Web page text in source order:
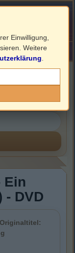
Infos
Ein
- DVD
Einwilligung,
Weitere